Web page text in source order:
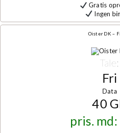
Gratis
Ingen
Oister DK –
Tale:
Fri
Data
40
pris.